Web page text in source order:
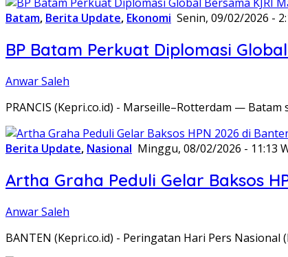
Batam, Berita Update, Ekonomi Senin, 09/02/2026 -
BP Batam Perkuat Diplomasi
Anwar Saleh
PRANCIS (Kepri.co.id) - Marseille–Rotterdam —
Berita Update, Nasional Minggu, 08/02/2026 - 11:13
Artha Graha Peduli Gelar Baksos
Anwar Saleh
BANTEN (Kepri.co.id) - Peringatan Hari Pers